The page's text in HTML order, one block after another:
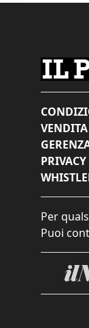
VENDITA
PRIVACY
Per
Puoi